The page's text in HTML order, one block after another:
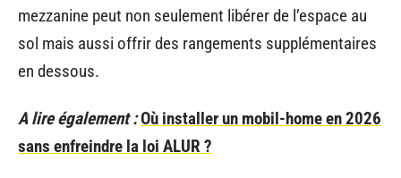
mezzanine peut non seulement libérer de l’espace au
sol mais aussi offrir des rangements supplémentaires
en dessous.
A lire également :Où installer un mobil-home en 2026
sans enfreindre la loi ALUR ?